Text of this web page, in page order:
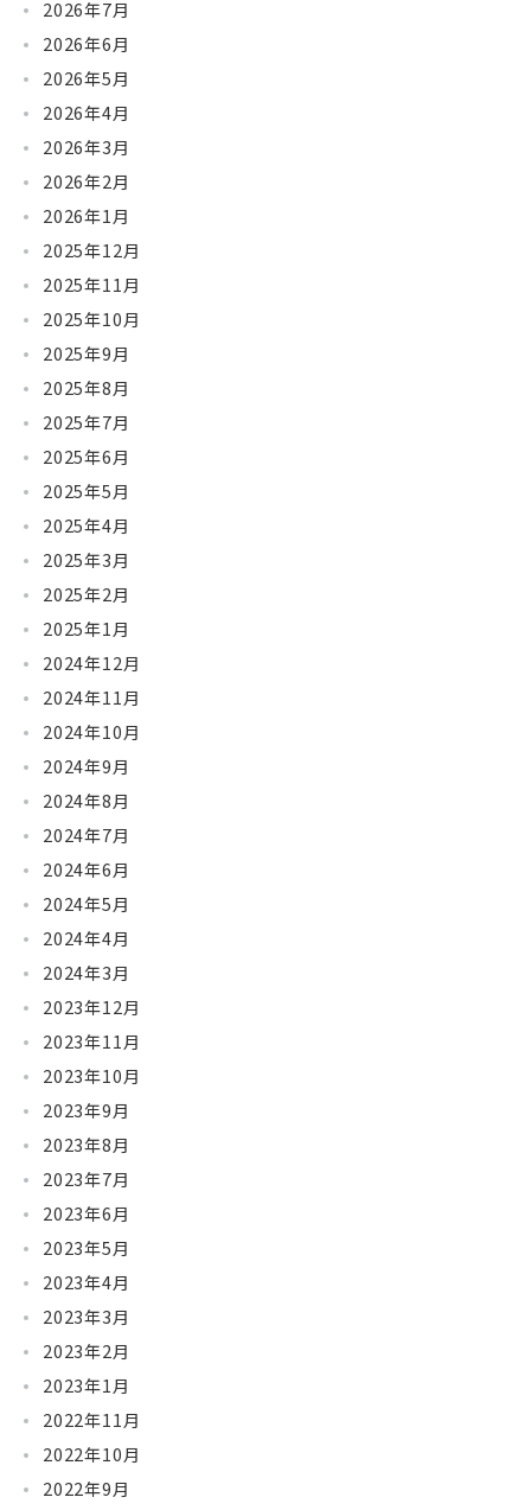
2026年7月
2026年6月
2026年5月
2026年4月
2026年3月
2026年2月
2026年1月
2025年12月
2025年11月
2025年10月
2025年9月
2025年8月
2025年7月
2025年6月
2025年5月
2025年4月
2025年3月
2025年2月
2025年1月
2024年12月
2024年11月
2024年10月
2024年9月
2024年8月
2024年7月
2024年6月
2024年5月
2024年4月
2024年3月
2023年12月
2023年11月
2023年10月
2023年9月
2023年8月
2023年7月
2023年6月
2023年5月
2023年4月
2023年3月
2023年2月
2023年1月
2022年11月
2022年10月
2022年9月